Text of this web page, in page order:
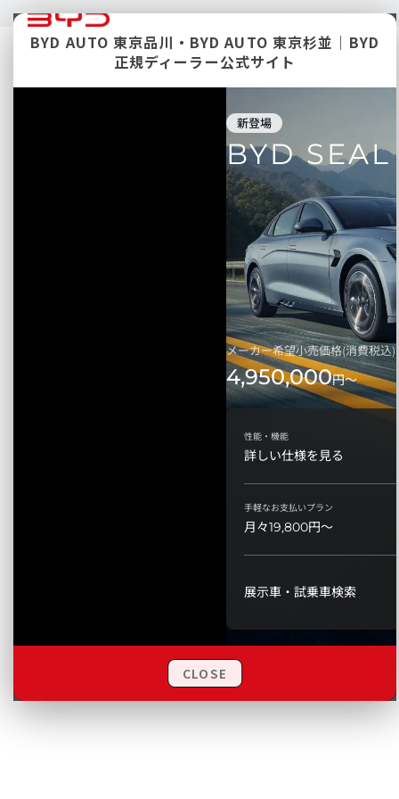
BYD AUTO 東京品川・BYD AUTO 東京杉並｜BYD
正規ディーラー公式サイト
CLOSE